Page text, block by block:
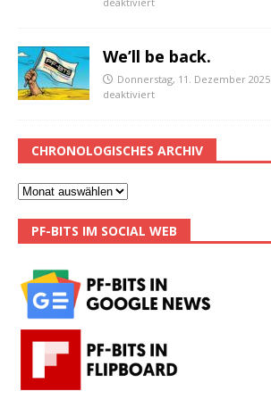
We’ll be back.
Donnerstag, 11. Dezember 2025
deaktiviert
CHRONOLOGISCHES ARCHIV
PF-BITS IM SOCIAL WEB